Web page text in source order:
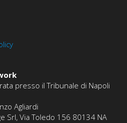
presso il Tribunale di Napoli
Agliardi
Srl, Via Toledo 156 80134 NA